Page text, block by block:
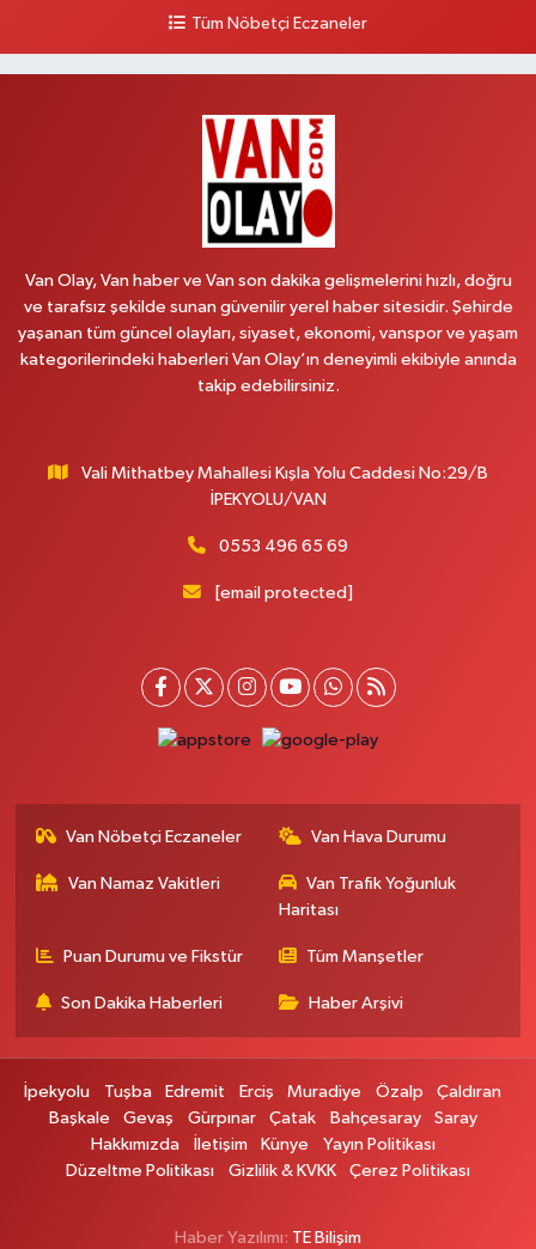
HEKİM HASTANESİ ACİL KARŞISI
Yol Tarifi Al
MAHMUDİYE MAH.ATATÜRK CAD.NO:17B
0 (531) 621 69 65 Yol Tarifi Al
Onay Eczanesi
Yenı Derman Eczanesi
Akdamar Hastanesi Acil yanı. İpekyolu. Hatuniye mahallesi terzioğlu, Eski
Yol Tarifi Al
Hayat Eczanesi
Kışla Mah.Çınarlı Cad.1038 Sk.No:93 3-4
0 (432) 354 37 36 Yol Tarifi Al
BAHÇELİEVLER MAH.MUSLİH GÖRENTAŞ BULVARI NO:57Çağdaş fırının
0 (501) 322 00 65 Yol Tarifi Al
VANYOLU CADDESİ NO:42
0 (532) 689 22 50 Yol Tarifi Al
Tüm Nöbetçi Eczaneler
Van Olay, Van haber ve Van son dakika gelişmelerini hızlı, doğru
ve tarafsız şekilde sunan güvenilir yerel haber sitesidir. Şehirde
yaşanan tüm güncel olayları, siyaset, ekonomi, vanspor ve yaşam
kategorilerindeki haberleri Van Olay’ın deneyimli ekibiyle anında
takip edebilirsiniz.
Vali Mithatbey Mahallesi Kışla Yolu Caddesi No:29/B
İPEKYOLU/VAN
0553 496 65 69
[email protected]
Van Nöbetçi Eczaneler Van Hava Durumu
Van Namaz Vakitleri
Van Trafik Yoğunluk
Haritası
Puan Durumu ve Fikstür Tüm Manşetler
Son Dakika Haberleri Haber Arşivi
İpekyolu Tuşba Edremit Erciş Muradiye Özalp
Çaldıran
Başkale
Gevaş Gürpınar Çatak Bahçesaray
Saray
Hakkımızda
İletişim Künye
Yayın Politikası
Düzeltme Politikası
Gizlilik & KVKK Çerez Politikası
Haber Yazılımı: TE Bilişim